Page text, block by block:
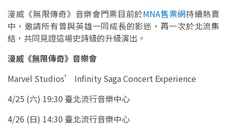
漫威《無限傳奇》音樂會門票目前於MNA售票網持續熱賣
中，邀請所有曾與英雄一同成長的影迷，再一次於北流集
結，共同見證這場史詩級的升級演出。
漫威《無限傳奇》音樂會
Marvel Studios’ Infinity Saga Concert Experience
4/25 (六) 19:30 臺北流行音樂中心
4/26 (日) 14:30 臺北流行音樂中心